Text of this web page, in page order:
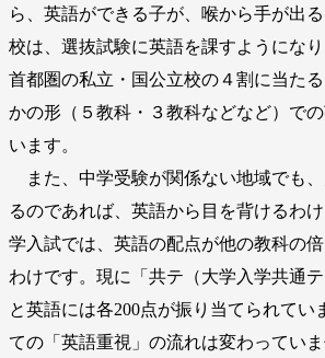
ら、英語ができる子が、喉から手が出
校は、選抜試験に英語を課すようになり
首都圏の私立・国公立校の４割に当た
かの形（５教科・３教科などなど）で
います。
また、中学受験が関係ない地域でも
るのであれば、英語から目を背けるわ
学入試では、英語の配点が他の教科の
わけです。現に「共テ（大学入学共通
と英語には各200点が振り当てられてい
ての「英語重視」の流れは変わっていま